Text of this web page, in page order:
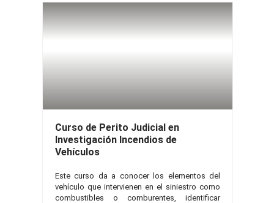
Curso de Perito Judicial en
Investigación Incendios de
Vehículos
Este curso da a conocer los elementos del
vehículo que intervienen en el siniestro como
combustibles o comburentes, identificar